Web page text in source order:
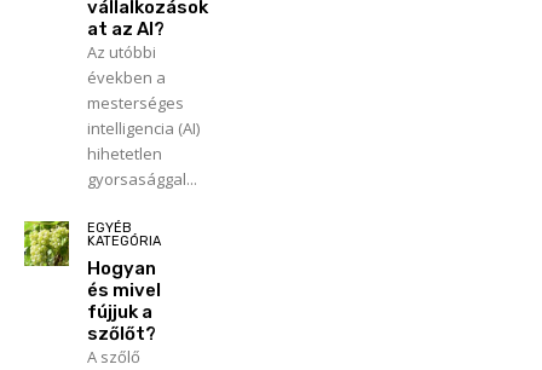
vállalkozások
at az AI?
Az utóbbi
években a
mesterséges
intelligencia (AI)
hihetetlen
gyorsasággal...
EGYÉB
KATEGÓRIA
Hogyan
és mivel
fújjuk a
szőlőt?
A szőlő